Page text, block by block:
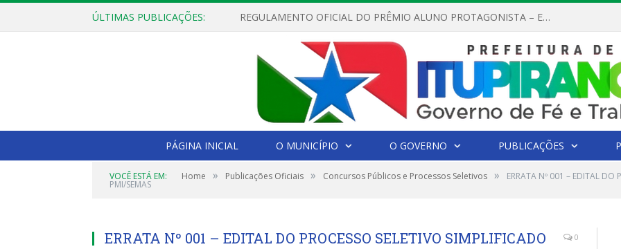
ÚLTIMAS PUBLICAÇÕES: REGULAMENTO OFICIAL DO PRÊMIO ALUNO PROTAGONISTA – EDIÇÃO 2026
PÁGINA INICIAL O MUNICÍPIO O GOVERNO PUBLICAÇÕES
VOCÊ ESTÁ EM: Home » Publicações Oficiais » Concursos Públicos e Processos Seletivos » ERRATA Nº 001 – EDITAL DO
PMI/SEMAS
ERRATA Nº 001 – EDITAL DO PROCESSO SELETIVO SIMPLIFICADO
0